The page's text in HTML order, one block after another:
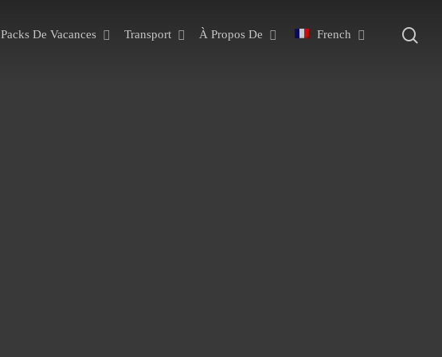
Packs De Vacances Transport À Propos De French